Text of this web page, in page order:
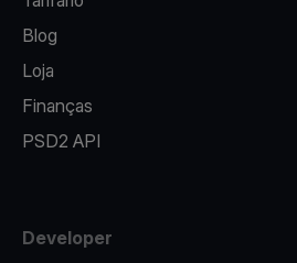
Blog
Loja
Finanças
PSD2 API
Developer